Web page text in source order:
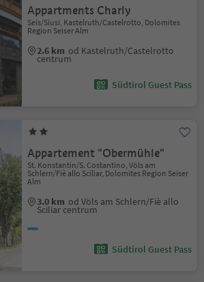
Appartments Charly
Seis/Siusi, Kastelruth/Castelrotto, Dolomites
Region Seiser Alm
2.6 km od Kastelruth/Castelrotto
centrum
Südtirol Guest Pass
Appartement "Obermühle"
St. Konstantin/S. Costantino, Völs am
Schlern/Fiè allo Sciliar, Dolomites Region Seiser
Alm
3.0 km od Völs am Schlern/Fiè allo
Sciliar centrum
Südtirol Guest Pass